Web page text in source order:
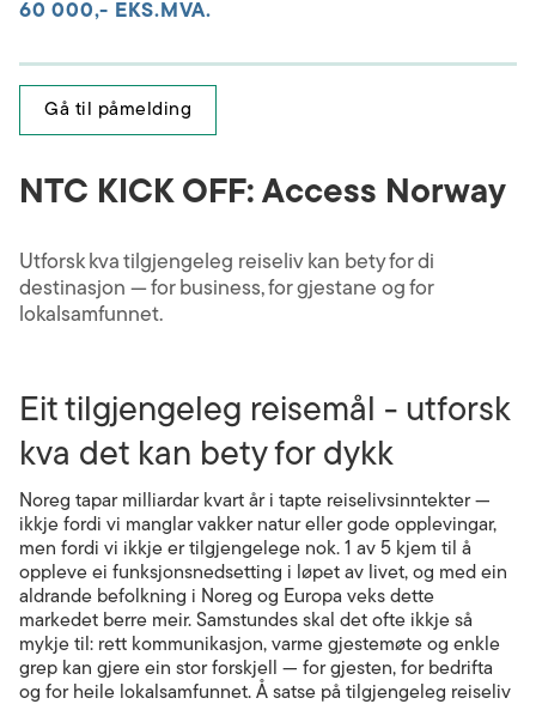
60 000,- EKS.MVA.
Gå til påmelding
NTC KICK OFF: Access Norway
Utforsk kva tilgjengeleg reiseliv kan bety for di
destinasjon — for business, for gjestane og for
lokalsamfunnet.
Eit tilgjengeleg reisemål - utforsk
kva det kan bety for dykk
Noreg tapar milliardar kvart år i tapte reiselivsinntekter —
ikkje fordi vi manglar vakker natur eller gode opplevingar,
men fordi vi ikkje er tilgjengelege nok. 1 av 5 kjem til å
oppleve ei funksjonsnedsetting i løpet av livet, og med ein
aldrande befolkning i Noreg og Europa veks dette
markedet berre meir. Samstundes skal det ofte ikkje så
mykje til: rett kommunikasjon, varme gjestemøte og enkle
grep kan gjere ein stor forskjell — for gjesten, for bedrifta
og for heile lokalsamfunnet. Å satse på tilgjengeleg reiseliv